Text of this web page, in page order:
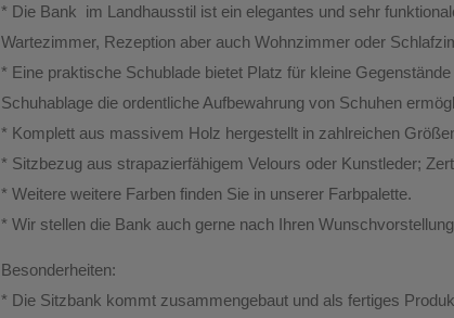
* Die Bank im Landhausstil ist ein elegantes und sehr
Wartezimmer, Rezeption aber auch Wohnzimmer oder
* Eine praktische Schublade bietet Platz für kleine
Schuhablage die ordentliche Aufbewahrung von Schuhen
* Komplett aus massivem Holz hergestellt in zahlreichen
* Sitzbezug aus strapazierfähigem Velours oder Kunstleder;
* Weitere weitere Farben finden Sie in unserer Farbpalette.
* Wir stellen die Bank auch gerne nach Ihren
Besonderheiten:
* Die Sitzbank kommt zusammengebaut und als fertiges